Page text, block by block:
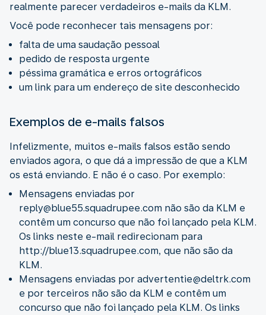
realmente parecer verdadeiros e-mails da KLM.
Você pode reconhecer tais mensagens por:
falta de uma saudação pessoal
pedido de resposta urgente
péssima gramática e erros ortográficos
um link para um endereço de site desconhecido
Exemplos de e-mails falsos
Infelizmente, muitos e-mails falsos estão sendo
enviados agora, o que dá a impressão de que a KLM
os está enviando. E não é o caso. Por exemplo:
Mensagens enviadas por
reply@blue55.squadrupee.com não são da KLM e
contêm um concurso que não foi lançado pela KLM.
Os links neste e-mail redirecionam para
http://blue13.squadrupee.com, que não são da
KLM.
Mensagens enviadas por advertentie@deltrk.com
e por terceiros não são da KLM e contêm um
concurso que não foi lançado pela KLM. Os links